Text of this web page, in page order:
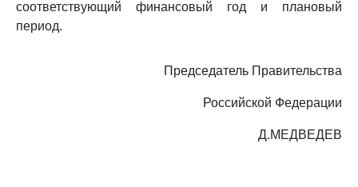
соответствующий финансовый год и плановый
период.
Председатель Правительства
Российской Федерации
Д.МЕДВЕДЕВ